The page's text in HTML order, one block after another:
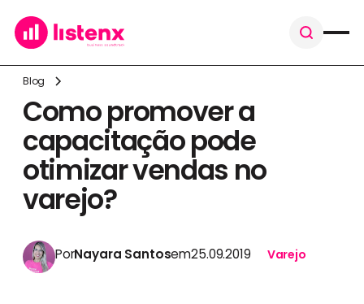
Blog
Como promover a
capacitação pode
otimizar vendas no
varejo?
PorNayara Santosem25.09.2019 Varejo